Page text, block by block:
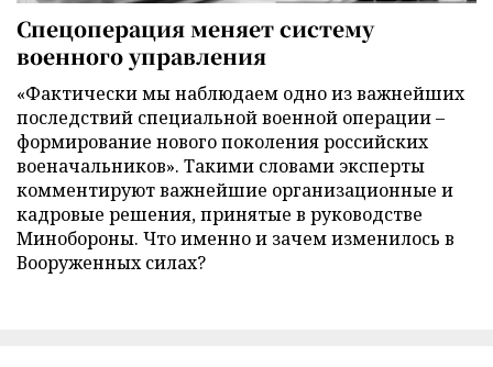
Спецоперация меняет систему
военного управления
«Фактически мы наблюдаем одно из важнейших
последствий специальной военной операции –
формирование нового поколения российских
военачальников». Такими словами эксперты
комментируют важнейшие организационные и
кадровые решения, принятые в руководстве
Минобороны. Что именно и зачем изменилось в
Вооруженных силах?